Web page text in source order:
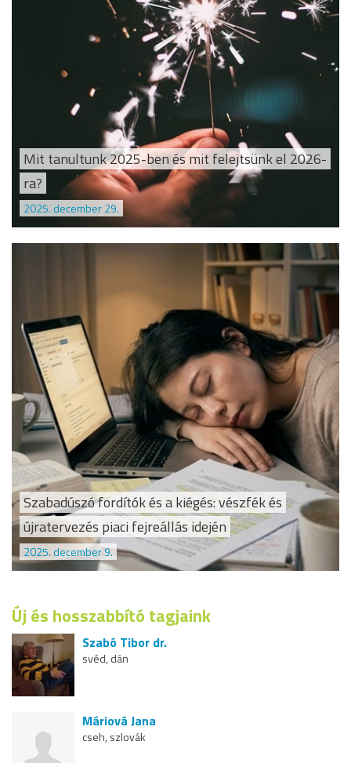
Mit tanultunk 2025-ben és mit felejtsünk el 2026-
ra?
2025. december 29.
Szabadúszó fordítók és a kiégés: vészfék és
újratervezés piaci fejreállás idején
2025. december 9.
Új és hosszabbító tagjaink
Szabó Tibor dr.
svéd, dán
Máriová Jana
cseh, szlovák